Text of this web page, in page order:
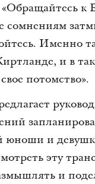
к
сомнениям
Именно
и в
потомство».
юноши и
эту
и